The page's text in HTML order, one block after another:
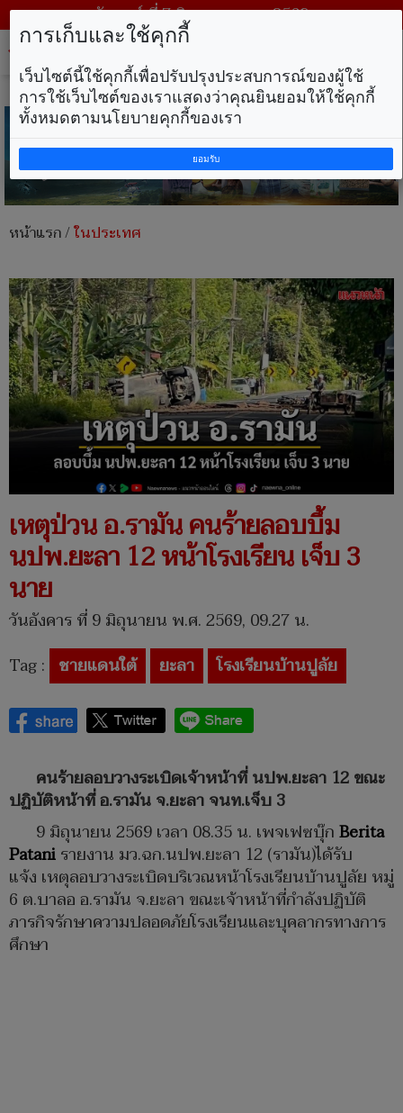
วันศุกร์ ที่ 7 สิงหาคม พ.ศ. 2569
หน้าแรก/ในประเทศ
เหตุป่วน อ.รามัน คนร้ายลอบบึ้ม
นปพ.ยะลา 12 หน้าโรงเรียน เจ็บ 3
นาย
วันอังคาร ที่ 9 มิถุนายน พ.ศ. 2569, 09.27 น.
Tag : ชายแดนใต้ ยะลา โรงเรียนบ้านปูลัย
คนร้ายลอบวางระเบิดเจ้าหน้าที่ นปพ.ยะลา 12 ขณะ
ปฏิบัติหน้าที่ อ.รามัน จ.ยะลา จนท.เจ็บ 3
9 มิถุนายน 2569 เวลา 08.35 น. เพจเฟซบุ๊กBerita
Pataniรายงาน มว.ฉก.นปพ.ยะลา 12 (รามัน)ได้รับ
แจ้ง เหตุลอบวางระเบิดบริเวณหน้าโรงเรียนบ้านปูลัย หมู่
6 ต.บาลอ อ.รามัน จ.ยะลา ขณะเจ้าหน้าที่กำลังปฏิบัติ
ภารกิจรักษาความปลอดภัยโรงเรียนและบุคลากรทางการ
ศึกษา
การเก็บและใช้คุกกี้
เว็บไซต์นี้ใช้คุกกี้เพื่อปรับปรุงประสบการณ์ของผู้ใช้
การใช้เว็บไซต์ของเราแสดงว่าคุณยินยอมให้ใช้คุกกี้
ทั้งหมดตามนโยบายคุกกี้ของเรา
ยอมรับ